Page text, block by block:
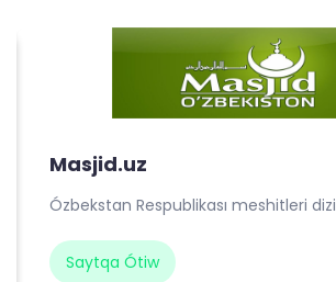
Masjid.uz
Ózbekstan Respublikası meshitleri
Saytqa Ótiw